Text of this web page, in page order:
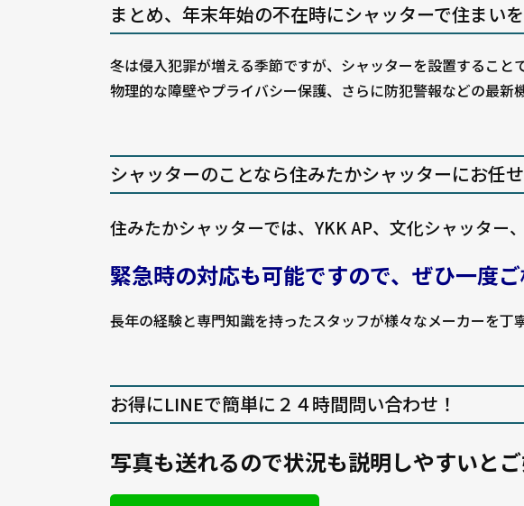
まとめ、年末年始の不在時にシャッターで住まい
冬は侵入犯罪が増える季節ですが、シャッターを設置すること
物理的な障壁やプライバシー保護、さらに防犯警報などの最新
シャッターのことなら住みたかシャッターにお任
住みたかシャッターでは、YKK AP、文化シャッター
緊急時の対応も可能ですので、ぜひ一度ご
長年の経験と専門知識を持ったスタッフが様々なメーカーを丁
お得にLINEで簡単に２４時間問い合わせ！
写真も送れるので状況も説明しやすいとご